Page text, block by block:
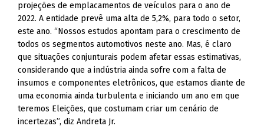
projeções de emplacamentos de veículos para o ano de
2022. A entidade prevê uma alta de 5,2%, para todo o setor,
este ano. “Nossos estudos apontam para o crescimento de
todos os segmentos automotivos neste ano. Mas, é claro
que situações conjunturais podem afetar essas estimativas,
considerando que a indústria ainda sofre com a falta de
insumos e componentes eletrônicos, que estamos diante de
uma economia ainda turbulenta e iniciando um ano em que
teremos Eleições, que costumam criar um cenário de
incertezas”, diz Andreta Jr.